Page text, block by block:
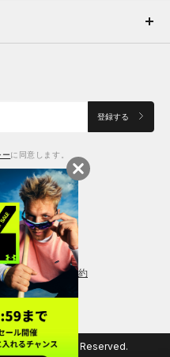
登録する
ーに同意します。
表記 会員規約
All Rights Reserved.